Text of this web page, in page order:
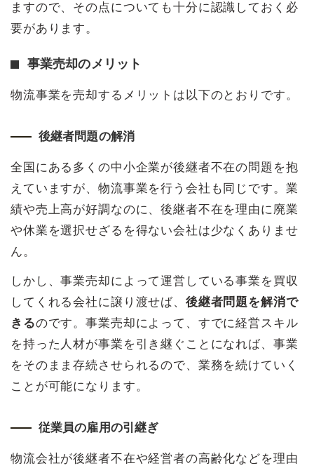
ますので、その点についても十分に認識しておく必
要があります。
事業売却のメリット
物流事業を売却するメリットは以下のとおりです。
後継者問題の解消
全国にある多くの中小企業が後継者不在の問題を抱
えていますが、物流事業を行う会社も同じです。業
績や売上高が好調なのに、後継者不在を理由に廃業
や休業を選択せざるを得ない会社は少なくありませ
ん。
しかし、事業売却によって運営している事業を買収
してくれる会社に譲り渡せば、 後継者問題を解消で
きるのです。事業売却によって、すでに経営スキル
を持った人材が事業を引き継ぐことになれば、事業
をそのまま存続させられるので、業務を続けていく
ことが可能になります。
従業員の雇用の引継ぎ
物流会社が後継者不在や経営者の高齢化などを理由